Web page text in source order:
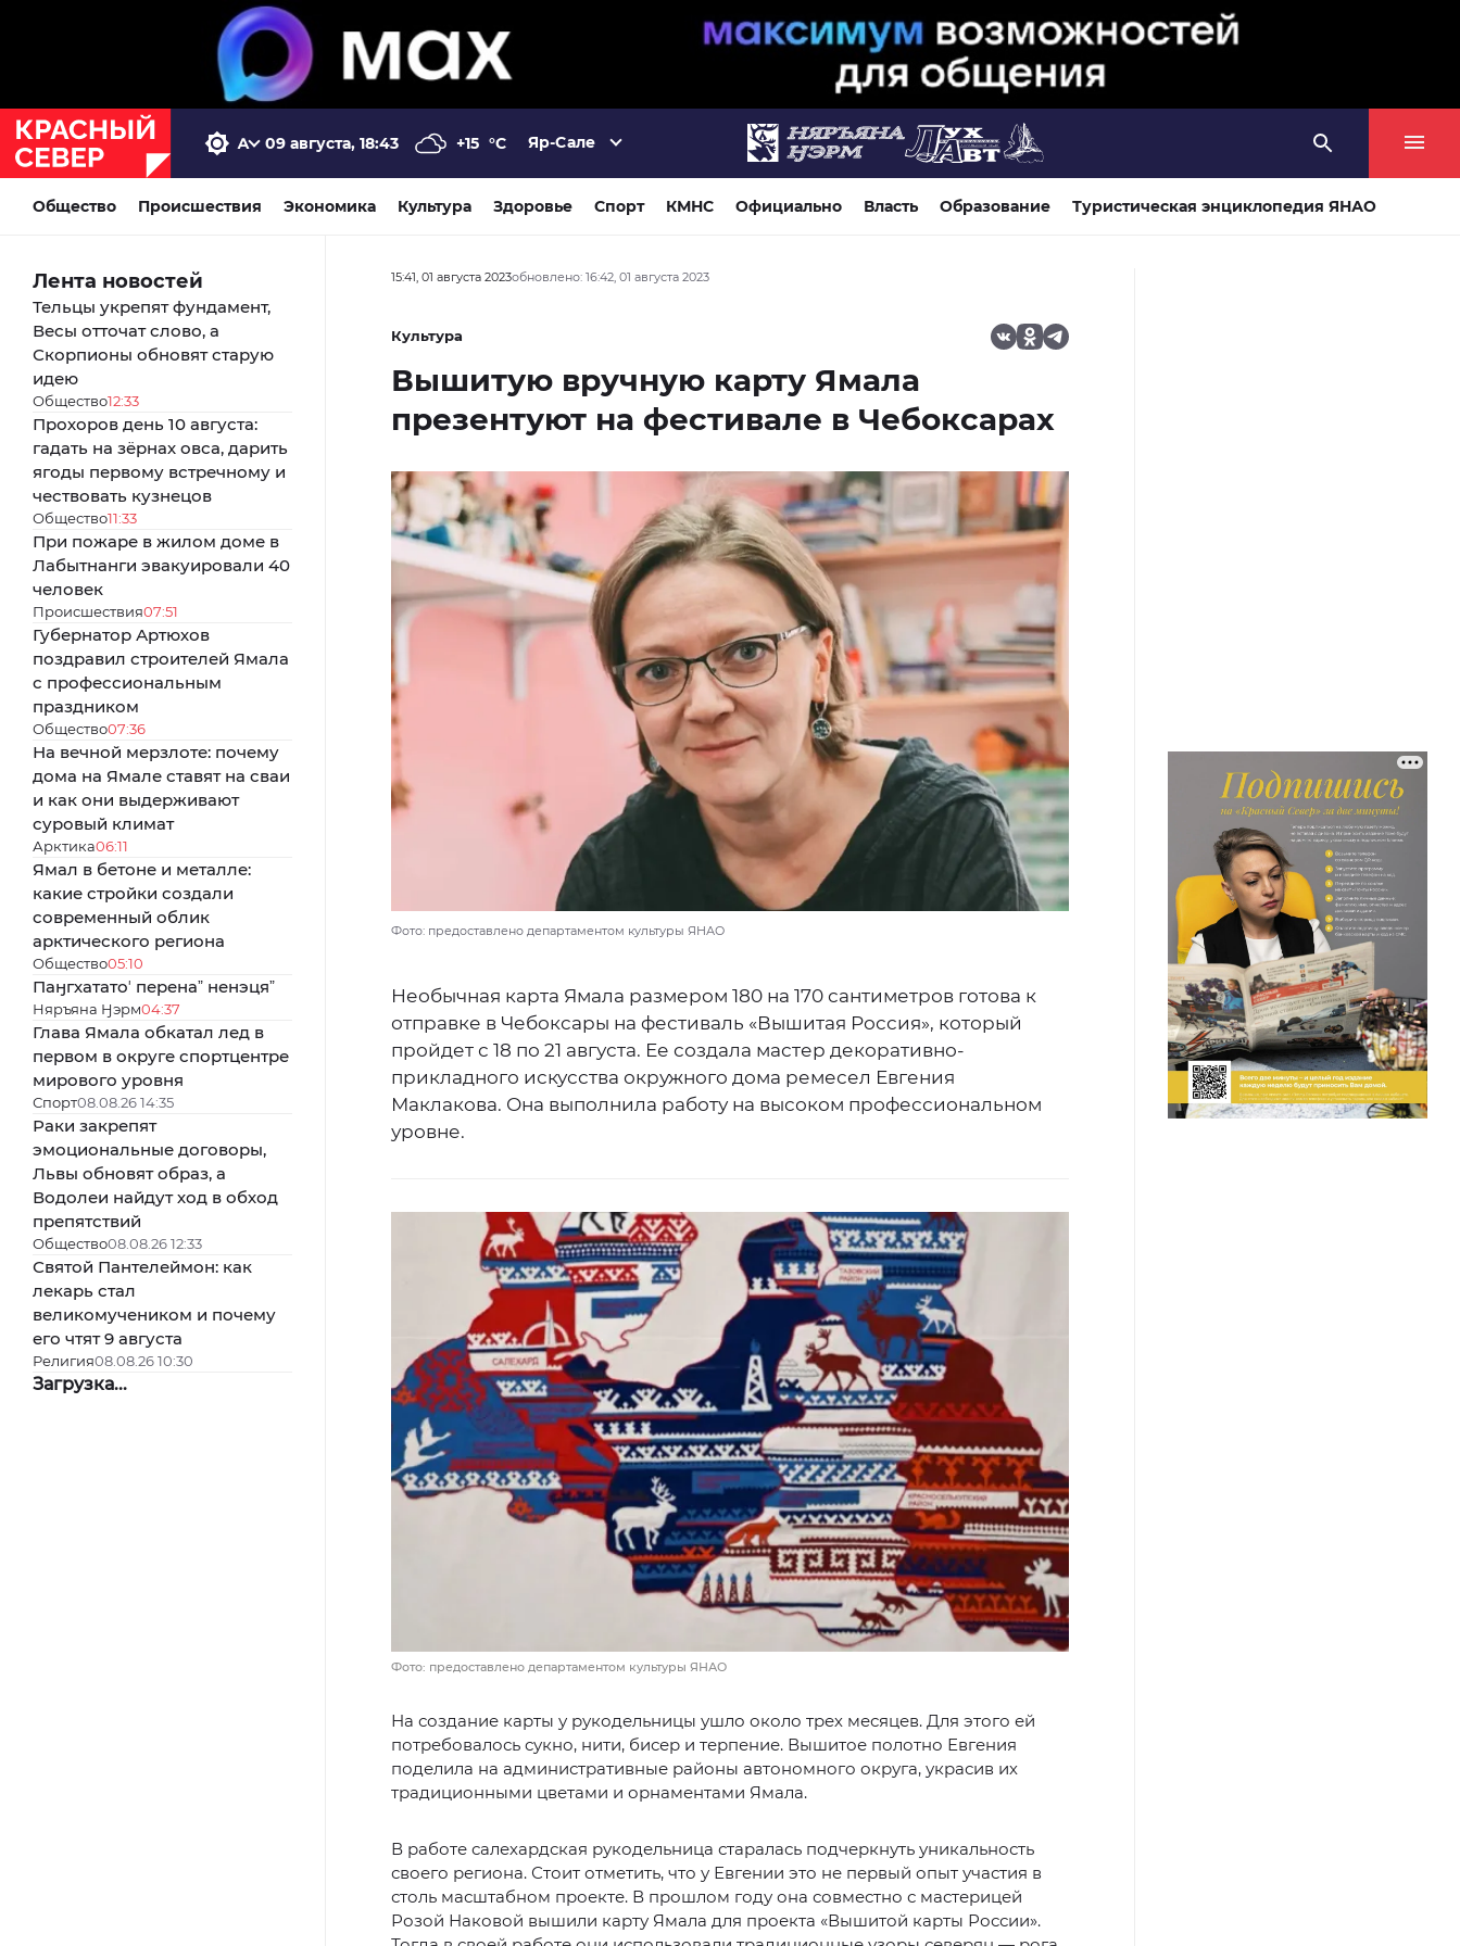
09 августа, 18:43 +15 °C Яр-Сале
Общество Происшествия Экономика Культура Здоровье Спорт КМНС Официально Власть Образование Туристическая энциклопедия ЯНАО
Лента новостей
Тельцы укрепят фундамент,
Весы отточат слово, а
Скорпионы обновят старую
идею
Общество12:33
Прохоров день 10 августа:
гадать на зёрнах овса, дарить
ягоды первому встречному и
чествовать кузнецов
Общество11:33
При пожаре в жилом доме в
Лабытнанги эвакуировали 40
человек
Происшествия07:51
Губернатор Артюхов
поздравил строителей Ямала
с профессиональным
праздником
Общество07:36
На вечной мерзлоте: почему
дома на Ямале ставят на сваи
и как они выдерживают
суровый климат
Арктика06:11
Ямал в бетоне и металле:
какие стройки создали
современный облик
арктического региона
Общество05:10
Паӈгхататоʼ перенаˮ ненэцяˮ
Няръяна Ӈэрм04:37
Глава Ямала обкатал лед в
первом в округе спортцентре
мирового уровня
Спорт08.08.26 14:35
Раки закрепят
эмоциональные договоры,
Львы обновят образ, а
Водолеи найдут ход в обход
препятствий
Общество08.08.26 12:33
Святой Пантелеймон: как
лекарь стал
великомучеником и почему
его чтят 9 августа
Религия08.08.26 10:30
Загрузка...
15:41, 01 августа 2023обновлено: 16:42, 01 августа 2023
Культура
Вышитую вручную карту Ямала
презентуют на фестивале в Чебоксарах
Фото: предоставлено департаментом культуры ЯНАО
Необычная карта Ямала размером 180 на 170 сантиметров готова к
отправке в Чебоксары на фестиваль «Вышитая Россия», который
пройдет с 18 по 21 августа. Ее создала мастер декоративно-
прикладного искусства окружного дома ремесел Евгения
Маклакова. Она выполнила работу на высоком профессиональном
уровне.
Фото: предоставлено департаментом культуры ЯНАО
На создание карты у рукодельницы ушло около трех месяцев. Для этого ей
потребовалось сукно, нити, бисер и терпение. Вышитое полотно Евгения
поделила на административные районы автономного округа, украсив их
традиционными цветами и орнаментами Ямала.
В работе салехардская рукодельница старалась подчеркнуть уникальность
своего региона. Стоит отметить, что у Евгении это не первый опыт участия в
столь масштабном проекте. В прошлом году она совместно с мастерицей
Розой Наковой вышили карту Ямала для проекта «Вышитой карты России».